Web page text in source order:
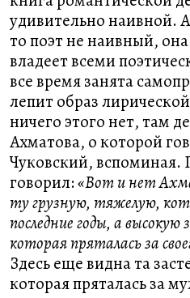
удивительно наивной.
то поэт не наивный,
владеет всеми
все время занята
лепит образ
ничего этого нет, там
Ахматова, о которой
Чуковский, вспоминая.
говорил:«Вот и нет
ту грузную, тяжелую,
последние годы, а высокую
которая пряталась за
Здесь еще видна та
которая пряталась за